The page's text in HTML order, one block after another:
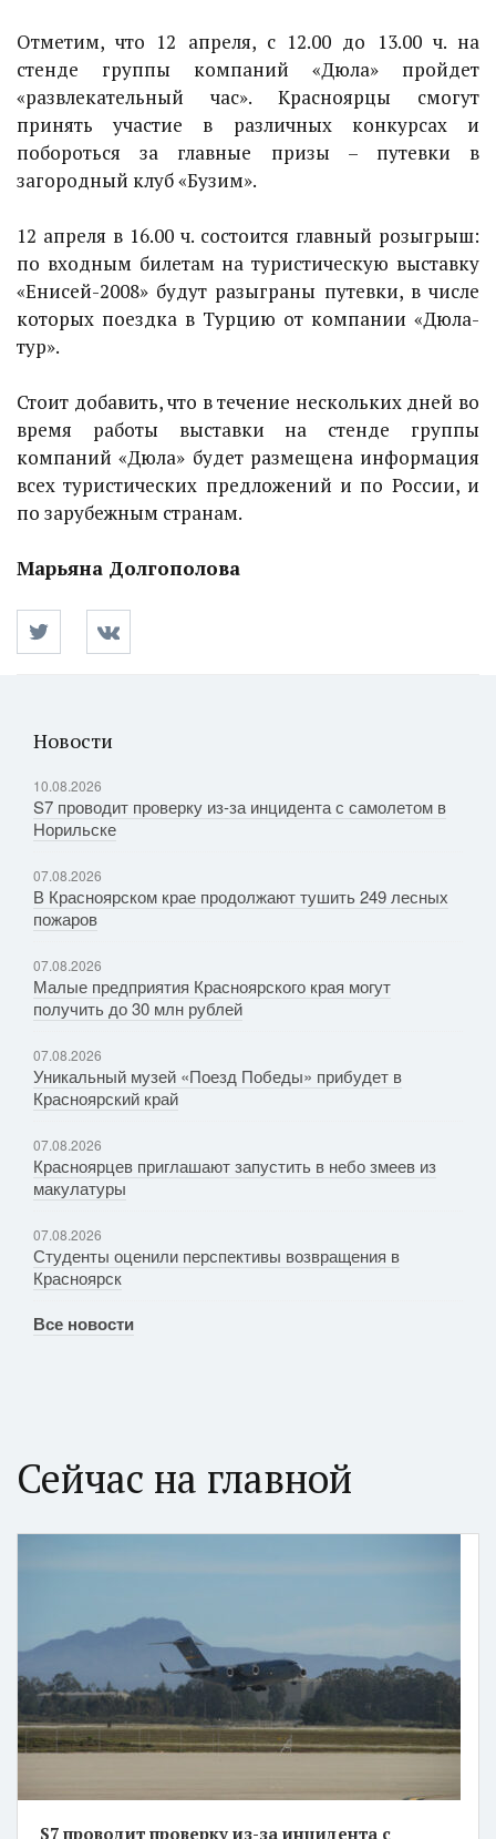
Отметим, что 12 апреля, с 12.00 до 13.00 ч. на
стенде группы компаний «Дюла» пройдет
«развлекательный час». Красноярцы смогут
принять участие в различных конкурсах и
побороться за главные призы – путевки в
загородный клуб «Бузим».
12 апреля в 16.00 ч. состоится главный розыгрыш:
по входным билетам на туристическую выставку
«Енисей-2008» будут разыграны путевки, в числе
которых поездка в Турцию от компании «Дюла-
тур».
Стоит добавить, что в течение нескольких дней во
время работы выставки на стенде группы
компаний «Дюла» будет размещена информация
всех туристических предложений и по России, и
по зарубежным странам.
Марьяна Долгополова
Новости
10.08.2026
S7 проводит проверку из-за инцидента с самолетом в
Норильске
07.08.2026
В Красноярском крае продолжают тушить 249 лесных
пожаров
07.08.2026
Малые предприятия Красноярского края могут
получить до 30 млн рублей
07.08.2026
Уникальный музей «Поезд Победы» прибудет в
Красноярский край
07.08.2026
Красноярцев приглашают запустить в небо змеев из
макулатуры
07.08.2026
Студенты оценили перспективы возвращения в
Красноярск
Все новости
Сейчас на главной
S7 проводит проверку из-за инцидента с